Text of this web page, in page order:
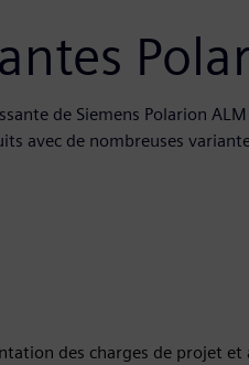
de Siemens Polarion
avec de nombreuses
des charges de projet